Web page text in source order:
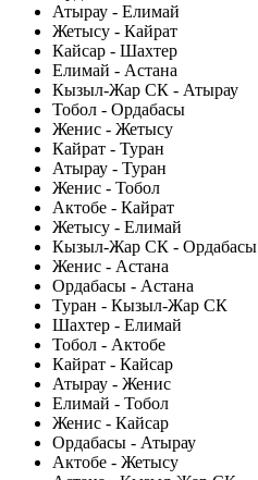
Атырау - Елимай
Жетысу - Кайрат
Кайсар - Шахтер
Елимай - Астана
Кызыл-Жар СК - Атырау
Тобол - Ордабасы
Женис - Жетысу
Кайрат - Туран
Атырау - Туран
Женис - Тобол
Актобе - Кайрат
Жетысу - Елимай
Кызыл-Жар СК - Ордабасы
Женис - Астана
Ордабасы - Астана
Туран - Кызыл-Жар СК
Шахтер - Елимай
Тобол - Актобе
Кайрат - Кайсар
Атырау - Женис
Елимай - Тобол
Женис - Кайсар
Ордабасы - Атырау
Актобе - Жетысу